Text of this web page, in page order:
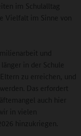
im Schulalltag
Vielfalt im Sinne von
und
in der Schule
zu erreichen, und
Das erfordert
auch hier
in vielen
hinzukriegen.